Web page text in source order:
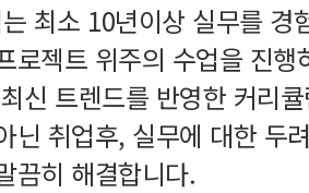
최소 10년이상 실무를 경
로젝트 위주의 수업을 진
신 트렌드를 반영한 커리
닌 취업후, 실무에 대한 두
끔히 해결합니다.